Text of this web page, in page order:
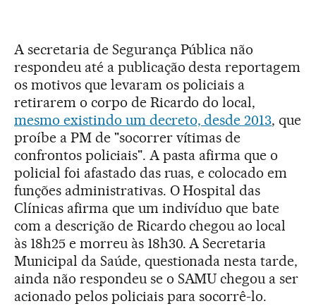
A secretaria de Segurança Pública não
respondeu até a publicação desta reportagem
os motivos que levaram os policiais a
retirarem o corpo de Ricardo do local,
mesmo existindo um decreto, desde 2013, que
proíbe a PM de "socorrer vítimas de
confrontos policiais". A pasta afirma que o
policial foi afastado das ruas, e colocado em
funções administrativas. O Hospital das
Clínicas afirma que um indivíduo que bate
com a descrição de Ricardo chegou ao local
às 18h25 e morreu às 18h30. A Secretaria
Municipal da Saúde, questionada nesta tarde,
ainda não respondeu se o SAMU chegou a ser
acionado pelos policiais para socorrê-lo.